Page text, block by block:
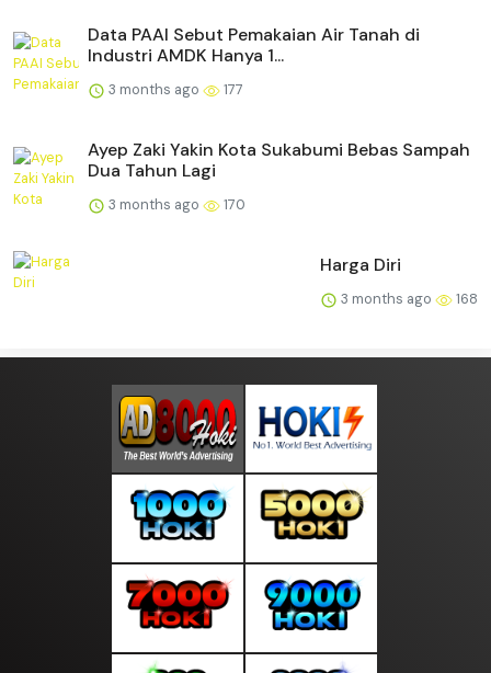
Data PAAI Sebut Pemakaian Air Tanah di
Industri AMDK Hanya 1...
3 months ago 177
Ayep Zaki Yakin Kota Sukabumi Bebas Sampah
Dua Tahun Lagi
3 months ago 170
Harga Diri
3 months ago 168